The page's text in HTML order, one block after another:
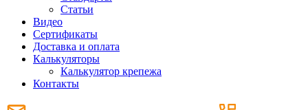
Статьи
Видео
Сертификаты
Доставка и оплата
Калькуляторы
Калькулятор крепежа
Контакты